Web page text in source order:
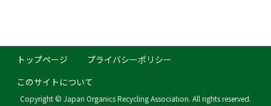
トップページ
プライバシーポリシー
このサイトについて
Copyright © Japan Organics Recycling Association. All rights reserved.